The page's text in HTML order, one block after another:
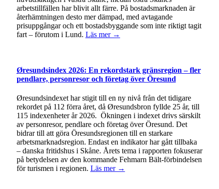
arbetstillfällen har blivit allt färre. På bostadsmarknaden är
återhämtningen desto mer dämpad, med avtagande
prisuppgångar och ett bostadsbyggande som inte riktigt tagit
fart – förutom i Lund. Läs mer →
Øresundsindex 2026: En rekordstark gränsregion – fler
pendlare, personresor och företag över Öresund
Øresundsindexet har stigit till en ny nivå från det tidigare
rekordet på 112 förra året, då Øresundsbron fyllde 25 år, till
115 indexenheter år 2026. Ökningen i indexet drivs särskilt
av personresor, pendlare och företag över Öresund. Det
bidrar till att göra Öresundsregionen till en starkare
arbetsmarknadsregion. Endast en indikator har gått tillbaka
– danska fritidshus i Skåne. Årets tema i rapporten fokuserar
på betydelsen av den kommande Fehmarn Bält-förbindelsen
för turismen i regionen. Läs mer →